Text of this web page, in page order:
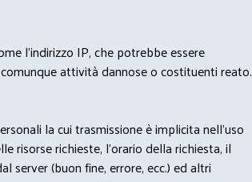
l'indirizzo IP, che potrebbe essere
attività dannose o costituenti reato.
la cui trasmissione è implicita nell'uso
risorse richieste, l'orario della richiesta, il
(buon fine, errore, ecc.) ed altri